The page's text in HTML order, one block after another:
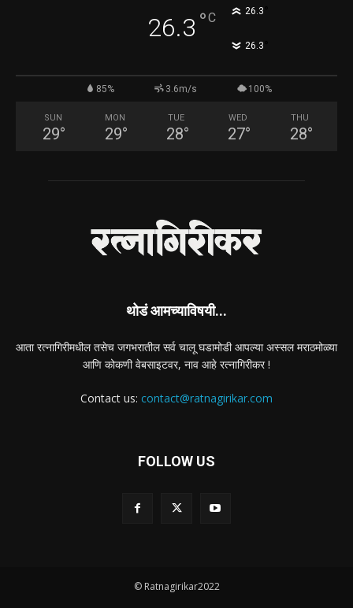
26.3 °C 26.3
26.3
85% 3.6m/s 100%
SUN
29°
MON
29°
TUE
28°
WED
27°
THU
28°
थोडं आमच्याविषयी...
आता रत्नागिरीमधील तसेच जगभरातील सर्व चालू घडामोडी आपल्या अस्सल मराठमोळ्या
आणि कोकणी वेबसाइटवर, नाव आहे रत्नागिरीकर !
Contact us: contact@ratnagirikar.com
FOLLOW US
© Ratnagirikar2022